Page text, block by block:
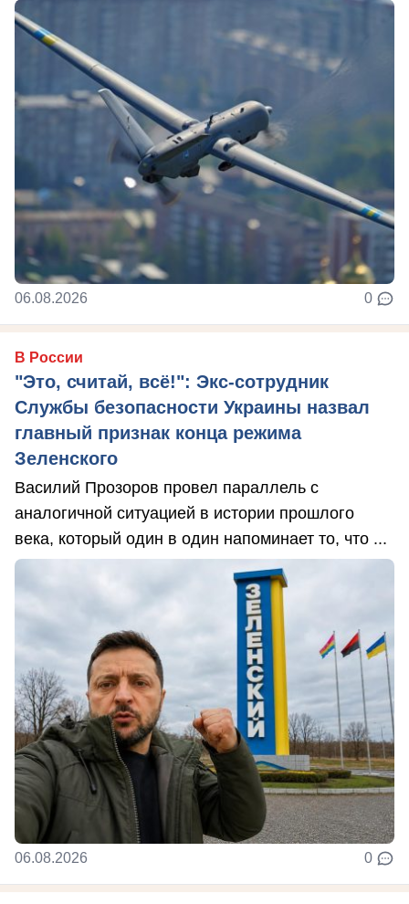
06.08.2026 0
В России
"Это, считай, всё!": Экс-сотрудник
Службы безопасности Украины назвал
главный признак конца режима
Зеленского
Василий Прозоров провел параллель с
аналогичной ситуацией в истории прошлого
века, который один в один напоминает то, что ...
06.08.2026 0